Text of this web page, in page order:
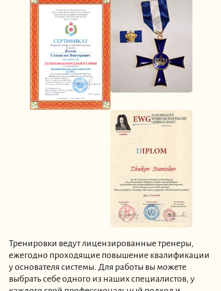
Тренировки ведут лицензированные тренеры,
ежегодно проходящие повышение квалификации
у основателя системы. Для работы вы можете
выбрать себе одного из наших специалистов, у